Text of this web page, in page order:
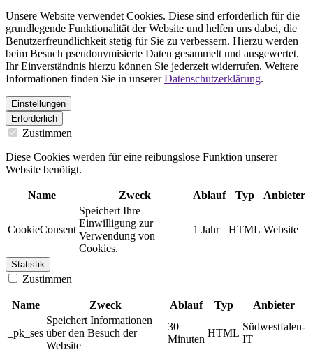
Unsere Website verwendet Cookies. Diese sind erforderlich für die
grundlegende Funktionalität der Website und helfen uns dabei, die
Benutzerfreundlichkeit stetig für Sie zu verbessern. Hierzu werden
beim Besuch pseudonymisierte Daten gesammelt und ausgewertet.
Ihr Einverständnis hierzu können Sie jederzeit widerrufen. Weitere
Informationen finden Sie in unsererDatenschutzerklärung.
Einstellungen
Erforderlich
Zustimmen
Diese Cookies werden für eine reibungslose Funktion unserer
Website benötigt.
Name Zweck Ablauf Typ Anbieter
CookieConsent
Speichert Ihre
Einwilligung zur
Verwendung von
Cookies.
1 Jahr HTML Website
Statistik
Zustimmen
Name Zweck Ablauf Typ Anbieter
_pk_ses
Speichert Informationen
über den Besuch der
Website
30
Minuten
HTML
Südwestfalen-
IT